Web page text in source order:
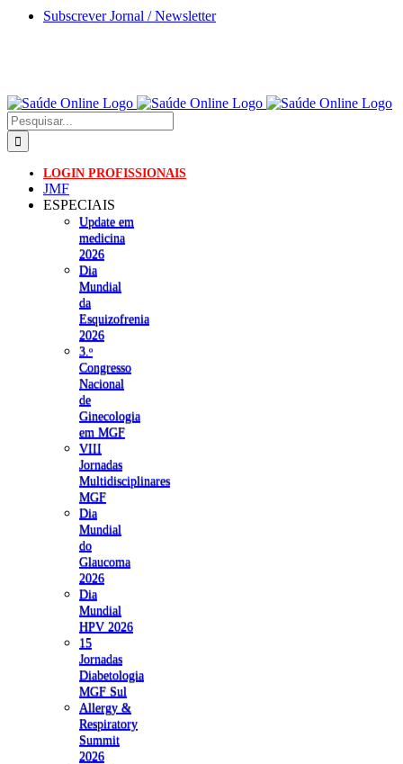
Skip
Subscrever Jornal / Newsletter
Pesquisar
LOGIN PROFISSIONAIS
JMF
ESPECIAIS
Update em
medicina
2026
Dia
Mundial
da
Esquizofrenia
2026
3.ᵒ
Congresso
Nacional
de
Ginecologia
em MGF
VIII
Jornadas
Multidisciplinares
MGF
Dia
Mundial
do
Glaucoma
2026
Dia
Mundial
HPV 2026
15
Jornadas
Diabetologia
MGF Sul
Allergy &
Respiratory
Summit
2026